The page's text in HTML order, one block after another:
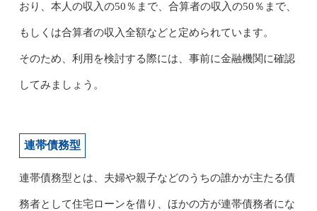
おり、本人の収入の50％まで、合算者の収入の50％まで、
もしくは合算者の収入全額などと定められています。
そのため、利用を検討する際には、事前に金融機関に確認
してみましょう。
連帯債務型
連帯債務型とは、夫婦や親子などのうちの誰かが主たる債
務者として住宅ローンを借り、ほかの方が連帯債務者にな